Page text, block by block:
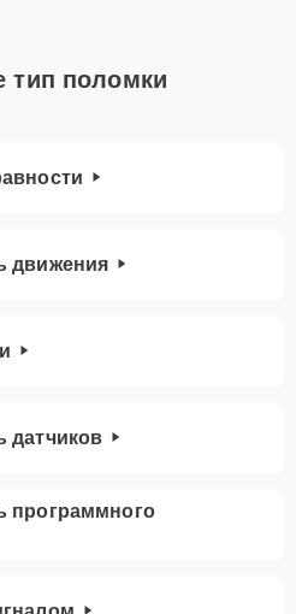
тип поломки
движения
датчиков
программного